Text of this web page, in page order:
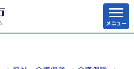
メニュー